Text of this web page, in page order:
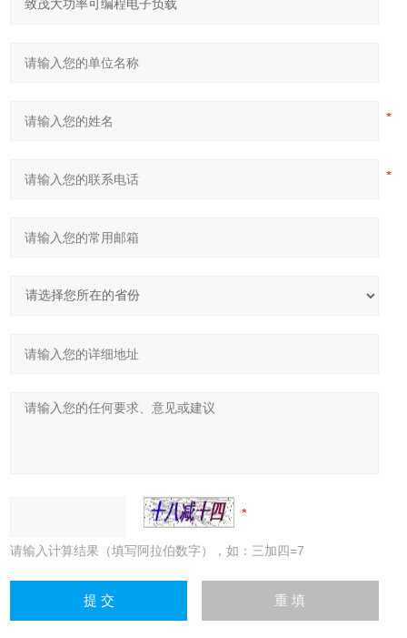
请输入计算结果（填写阿拉伯数字），如：三加四=7